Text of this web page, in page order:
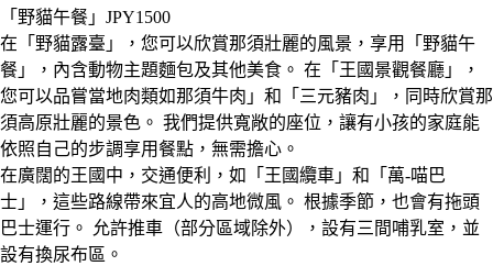
「野貓午餐」JPY1500
在「野貓露臺」，您可以欣賞那須壯麗的風景，享用「野貓午
餐」，內含動物主題麵包及其他美食。 在「王國景觀餐廳」，
您可以品嘗當地肉類如那須牛肉」和「三元豬肉」，同時欣賞那
須高原壯麗的景色。 我們提供寬敞的座位，讓有小孩的家庭能
依照自己的步調享用餐點，無需擔心。
在廣闊的王國中，交通便利，如「王國纜車」和「萬-喵巴
士」，這些路線帶來宜人的高地微風。 根據季節，也會有拖頭
巴士運行。 允許推車（部分區域除外），設有三間哺乳室，並
設有換尿布區。